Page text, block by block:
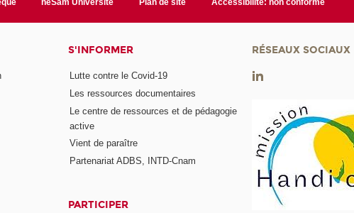
heSam Université Plan de site Accessibilité: non conforme
S'INFORMER
Lutte contre le Covid-19
Les ressources documentaires
Le centre de ressources et de pédagogie
active
Vient de paraître
Partenariat ADBS, INTD-Cnam
PARTICIPER
RÉSEAUX SOCIAUX